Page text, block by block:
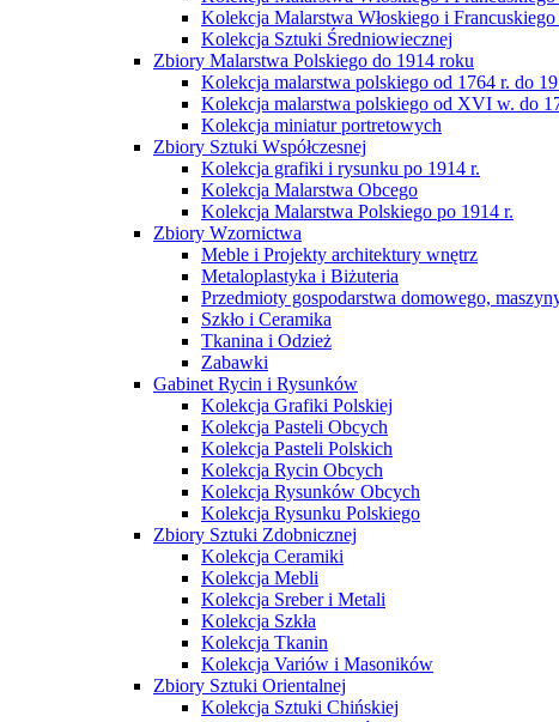
Kolekcja Malarstwa Włoskiego i
Kolekcja Sztuki Średniowiecznej
Zbiory Malarstwa Polskiego do 1914 roku
Kolekcja malarstwa polskiego od 1764 r. do
Kolekcja malarstwa polskiego od XVI w. do
Kolekcja miniatur portretowych
Zbiory Sztuki Współczesnej
Kolekcja grafiki i rysunku po 1914 r.
Kolekcja Malarstwa Obcego
Kolekcja Malarstwa Polskiego po 1914 r.
Zbiory Wzornictwa
Meble i Projekty architektury wnętrz
Metaloplastyka i Biżuteria
Przedmioty gospodarstwa domowego,
Szkło i Ceramika
Tkanina i Odzież
Zabawki
Gabinet Rycin i Rysunków
Kolekcja Grafiki Polskiej
Kolekcja Pasteli Obcych
Kolekcja Pasteli Polskich
Kolekcja Rycin Obcych
Kolekcja Rysunków Obcych
Kolekcja Rysunku Polskiego
Zbiory Sztuki Zdobnicznej
Kolekcja Ceramiki
Kolekcja Mebli
Kolekcja Sreber i Metali
Kolekcja Szkła
Kolekcja Tkanin
Kolekcja Variów i Masoników
Zbiory Sztuki Orientalnej
Kolekcja Sztuki Chińskiej